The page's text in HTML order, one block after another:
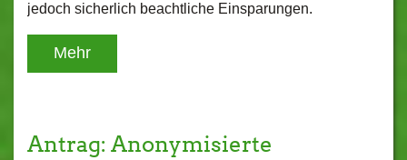
jedoch sicherlich beachtliche Einsparungen.
Mehr
Antrag: Anonymisierte